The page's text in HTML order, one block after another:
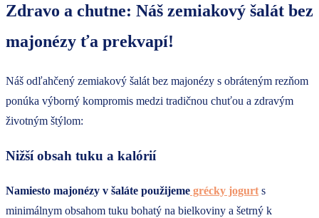
Zdravo a chutne: Náš zemiakový šalát bez
majonézy ťa prekvapí!
Náš odľahčený zemiakový šalát bez majonézy s obráteným rezňom
ponúka výborný kompromis medzi tradičnou chuťou a zdravým
životným štýlom:
Nižší obsah tuku a kalórií
Namiesto majonézy v šaláte použijeme grécky jogurt s
minimálnym obsahom tuku bohatý na bielkoviny a šetrný k